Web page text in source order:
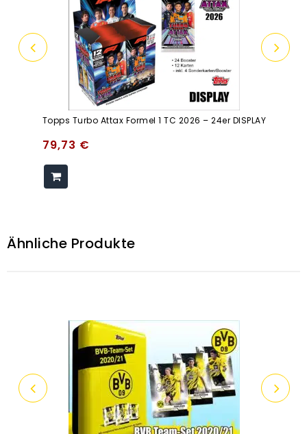
Topps Turbo Attax Formel 1 TC 2026 – 24er DISPLAY
79,73 €
Ähnliche Produkte